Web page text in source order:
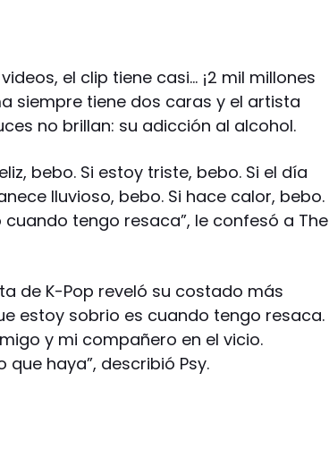
el clip tiene casi… ¡2 mil millones
siempre tiene dos caras y el artista
no brillan: su adicción al alcohol.
bebo. Si estoy triste, bebo. Si el día
lluvioso, bebo. Si hace calor, bebo.
tengo resaca”, le confesó a The
de K-Pop reveló su costado más
estoy sobrio es cuando tengo resaca.
y mi compañero en el vicio.
haya”, describió Psy.